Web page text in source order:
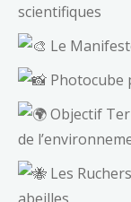
scientifiques
Le
Photocube
Objectif
de
Les